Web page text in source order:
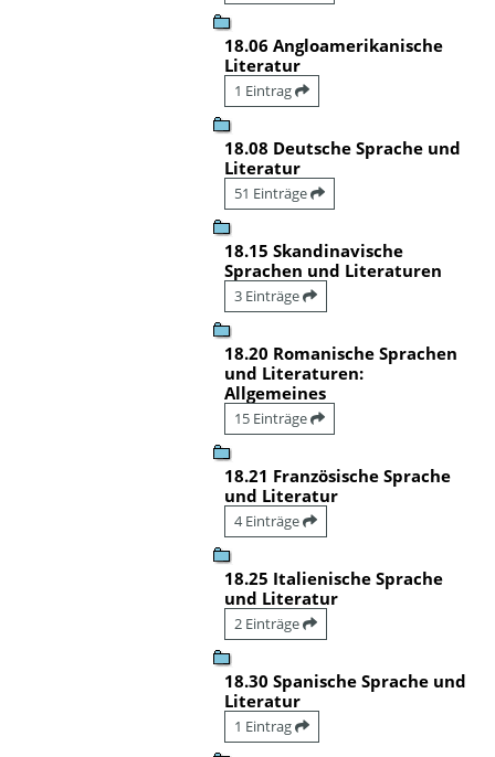
18.06 Angloamerikanische
Literatur
1 Eintrag
18.08 Deutsche Sprache und
Literatur
51 Einträge
18.15 Skandinavische
Sprachen und Literaturen
3 Einträge
18.20 Romanische Sprachen
und Literaturen:
Allgemeines
15 Einträge
18.21 Französische Sprache
und Literatur
4 Einträge
18.25 Italienische Sprache
und Literatur
2 Einträge
18.30 Spanische Sprache und
Literatur
1 Eintrag